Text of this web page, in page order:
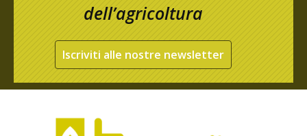
dell’agricoltura
Iscriviti alle nostre newsletter